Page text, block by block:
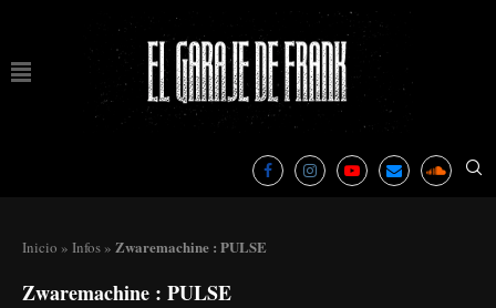
Inicio » Infos » Zwaremachine : PULSE
Zwaremachine : PULSE